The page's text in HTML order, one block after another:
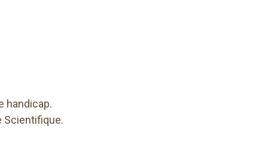
handicap.
Scientifique.